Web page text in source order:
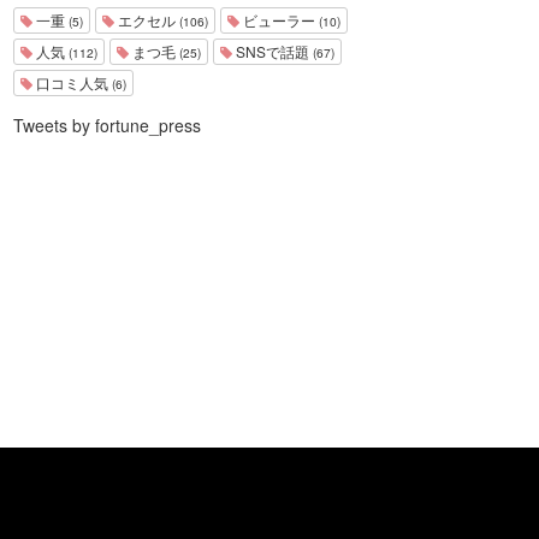
一重 (5) エクセル (106) ビューラー (10)
人気 (112) まつ毛 (25) SNSで話題 (67)
口コミ人気 (6)
Tweets by fortune_press